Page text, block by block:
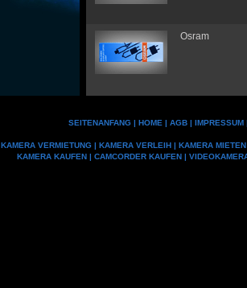
Osram
SEITENANFANG| HOME | AGB| IMPRESSUM
KAMERA VERMIETUNG | KAMERA VERLEIH | KAMERA MIETEN
KAMERA KAUFEN | CAMCORDER KAUFEN |